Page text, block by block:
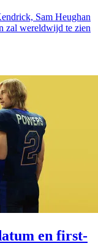
Sam Heughan
zal wereldwijd te zien
en first-